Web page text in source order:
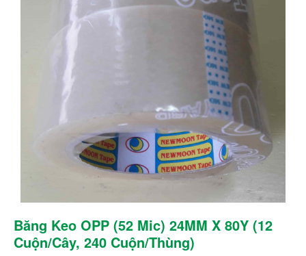
Băng Keo OPP (52 Mic) 24MM X 80Y (12
Cuộn/cây, 240 Cuộn/thùng)